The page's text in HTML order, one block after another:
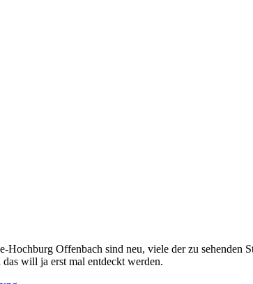
Hochburg Offenbach sind neu, viele der zu
will ja erst mal entdeckt werden.